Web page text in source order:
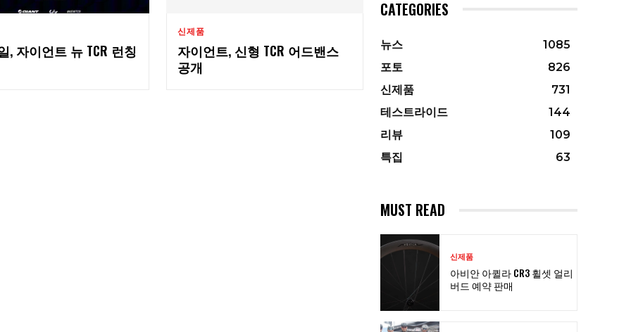
, 자이언트 뉴 TCR 런칭
신제품
자이언트, 신형 TCR 어드밴스
공개
CATEGORIES
뉴스
1085
포토
826
신제품
731
테스트라이드
144
리뷰
109
특집
63
MUST READ
신제품
아비안 아퀼라 CR3 휠셋 얼리
버드 예약 판매